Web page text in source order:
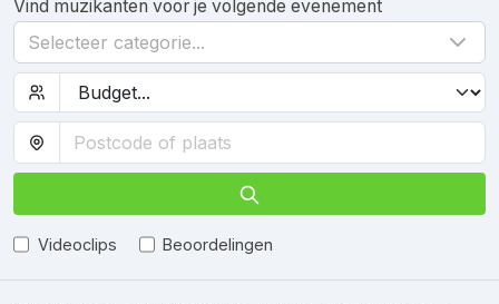
Vind muzikanten voor je volgende evenement
Selecteer categorie...
Videoclips Beoordelingen